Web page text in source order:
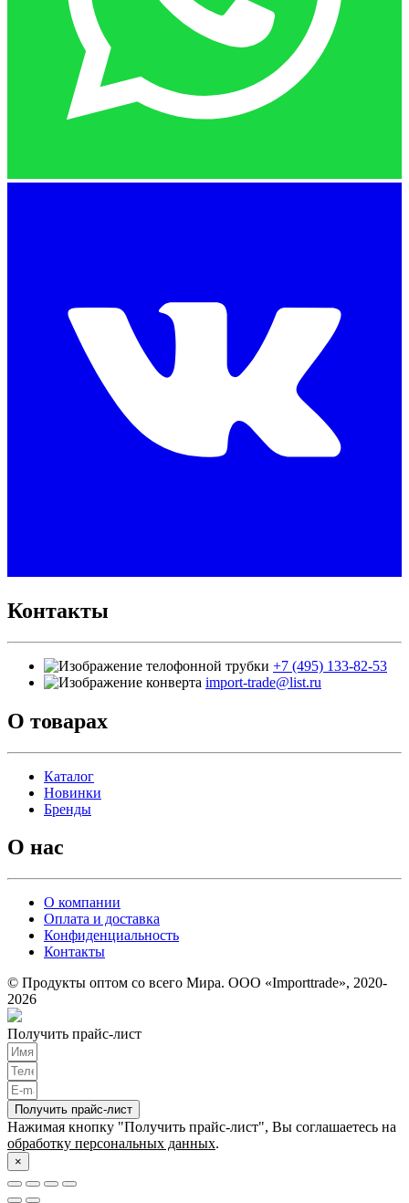
Контакты
+7 (495) 133-82-53
import-trade@list.ru
О товарах
Каталог
Новинки
Бренды
О нас
О компании
Оплата и доставка
Конфиденциальность
Контакты
© Продукты оптом со всего Мира. ООО «Importtrade», 2020-
2026
Получить прайс-лист
Получить прайс-лист
Нажимая кнопку "Получить прайс-лист", Вы соглашаетесь на
обработку персональных данных.
×